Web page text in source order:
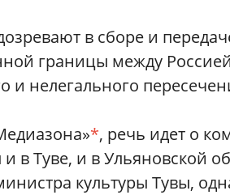
в сборе и
границы между
и нелегального
*, речь идет о
в Туве, и в Ульяновской
культуры Тувы,